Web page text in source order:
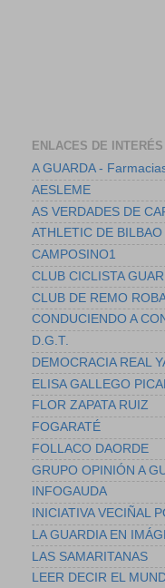
ENLACES DE INTERÉS
A GUARDA -
AESLEME
AS VERDADES DE
ATHLETIC DE BILBAO
CAMPOSINO1
CLUB CICLISTA
CLUB DE REMO
CONDUCIENDO A
D.G.T.
DEMOCRACIA REAL
ELISA GALLEGO
FLOR ZAPATA RUIZ
FOGARATÉ
FOLLACO DAORDE
GRUPO OPINIÓN A
INFOGAUDA
INICIATIVA VECIÑAL
LA GUARDIA EN
LAS SAMARITANAS
LEER DECIR EL